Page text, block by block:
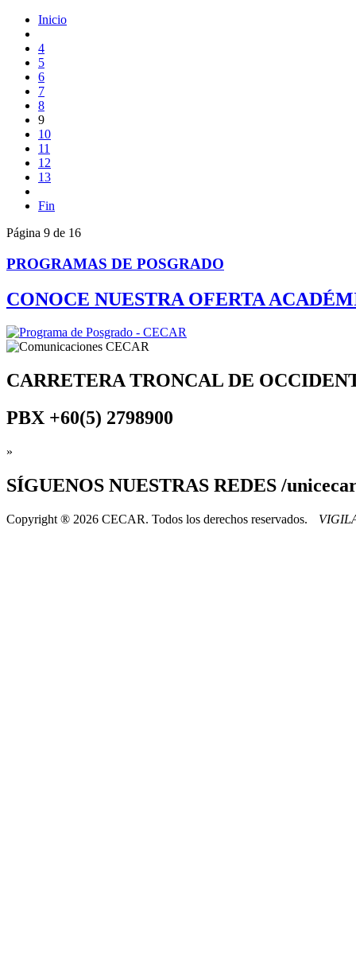
Inicio
4
5
6
7
8
9
10
11
12
13
Fin
Página 9 de 16
PROGRAMAS DE POSGRADO
CONOCE NUESTRA OFERTA
CARRETERA TRONCAL DE
PBX +60(5) 2798900
»
SÍGUENOS NUESTRAS REDES /
Copyright ® 2026 CECAR. Todos los derechos reservados.